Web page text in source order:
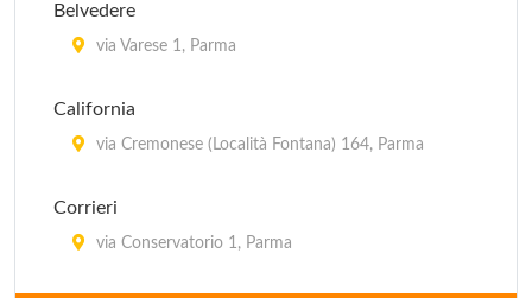
Belvedere
via Varese 1, Parma
California
via Cremonese (Località Fontana) 164, Parma
Corrieri
via Conservatorio 1, Parma